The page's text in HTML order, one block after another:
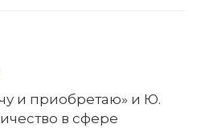
и приобретаю» и Ю.
в сфере